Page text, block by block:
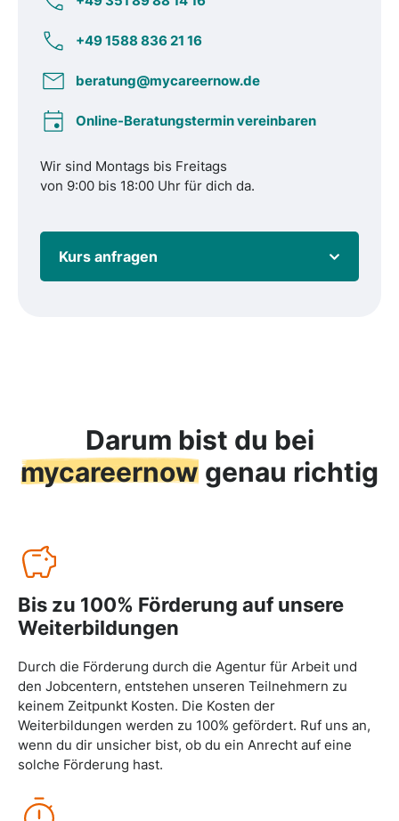
+49 1588 836 21 16
beratung@mycareernow.de
Online-Beratungstermin vereinbaren
Wir sind Montags bis Freitags
von 9:00 bis 18:00 Uhr für dich da.
Kurs anfragen
Darum bist du bei
mycareernow genau richtig
Bis zu 100% Förderung auf unsere
Weiterbildungen
Durch die Förderung durch die Agentur für Arbeit und
den Jobcentern, entstehen unseren Teilnehmern zu
keinem Zeitpunkt Kosten. Die Kosten der
Weiterbildungen werden zu 100% gefördert. Ruf uns an,
wenn du dir unsicher bist, ob du ein Anrecht auf eine
solche Förderung hast.